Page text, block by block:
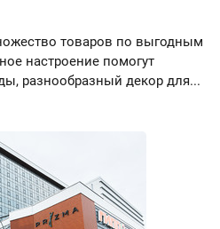
товаров по выгодным
настроение помогут
разнообразный декор для...